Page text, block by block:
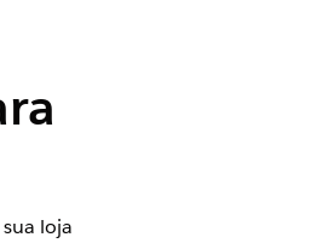
loja